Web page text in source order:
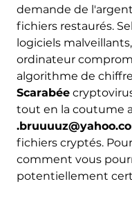
demande de
fichiers restaurés.
logiciels
ordinateur
algorithme de
Scarabée
tout en la coutume
fichiers cryptés.
comment vous
potentiellement